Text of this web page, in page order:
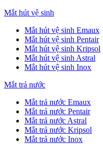
Mắt hút vệ sinh
Mắt hút vệ sinh Emaux
Mắt hút vệ sinh Pentair
Mắt hút vệ sinh Kripsol
Mắt hút vệ sinh Astral
Mắt hút vệ sinh Inox
Mắt trả nước
Mắt trả nước Emaux
Mắt trả nước Pentair
Mắt trả nước Astral
Mắt trả nước Kripsol
Mắt trả nước Inox